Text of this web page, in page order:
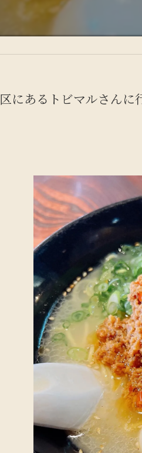
にあるトビマルさんに